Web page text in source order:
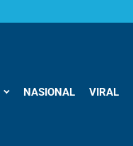
NASIONAL VIRAL